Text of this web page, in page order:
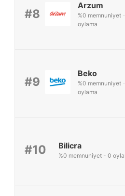
#8
Arzum
%0 memnuniyet -
oylama
#9
Beko
%0 memnuniyet -
oylama
#10 Bilicra
%0 memnuniyet - 0